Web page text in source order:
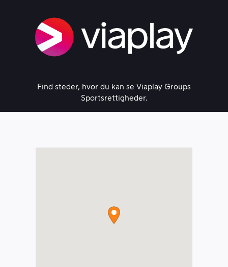
Find steder, hvor du kan se Viaplay Groups
Sportsrettigheder.